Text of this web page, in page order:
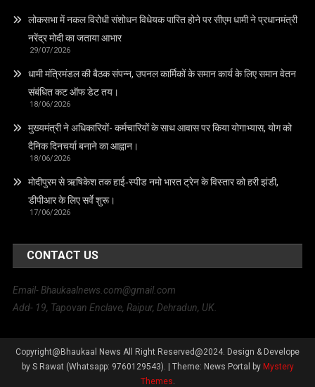
लोकसभा में नकल विरोधी संशोधन विधेयक पारित होने पर सीएम धामी ने प्रधानमंत्री
नरेंद्र मोदी का जताया आभार
29/07/2026
धामी मंत्रिमंडल की बैठक संपन्न, उपनल कार्मिकों के समान कार्य के लिए समान वेतन
संबंधित कट ऑफ डेट तय।
18/06/2026
मुख्यमंत्री ने अधिकारियों- कर्मचारियों के साथ आवास पर किया योगाभ्यास, योग को
दैनिक दिनचर्या बनाने का आह्वान।
18/06/2026
मोदीपुरम से ऋषिकेश तक हाई‑स्पीड नमो भारत ट्रेन के विस्तार को हरी झंडी,
डीपीआर के लिए सर्वे शुरू।
17/06/2026
CONTACT US
Email- Bhaukaalnews.com@gmail.com
Add- 19, Tapovan Enclave, Raipur, Dehradun, UK.
Copyright@Bhaukaal News All Right Reserved@2024. Design & Develope
by S Rawat (Whatsapp: 9760129543).
Theme: News Portal by Mystery
Themes.